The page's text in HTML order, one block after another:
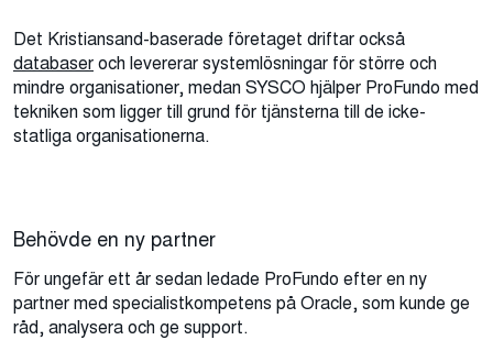
Det Kristiansand-baserade företaget driftar också
databaseroch levererar systemlösningar för större och
mindre organisationer, medan SYSCO hjälper ProFundo med
tekniken som ligger till grund för tjänsterna till de icke-
statliga organisationerna.
Behövde en ny partner
För ungefär ett år sedan ledade ProFundo efter en ny
partner med specialistkompetens på Oracle, som kunde ge
råd, analysera och ge support.